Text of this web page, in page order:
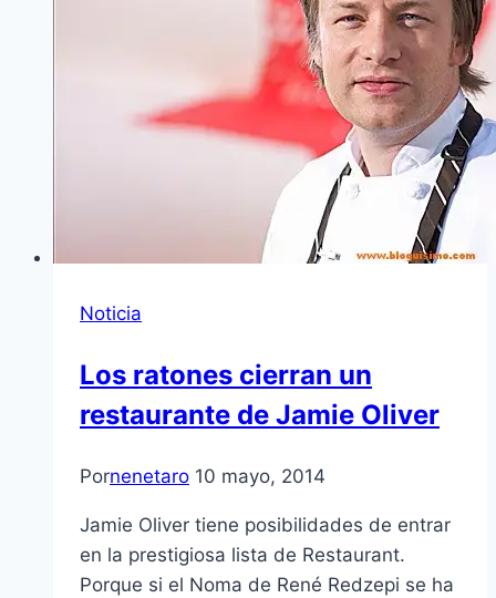
Noticia
Los ratones cierran un
restaurante de Jamie Oliver
Pornenetaro 10 mayo, 2014
Jamie Oliver tiene posibilidades de entrar
en la prestigiosa lista de Restaurant.
Porque si el Noma de René Redzepi se ha